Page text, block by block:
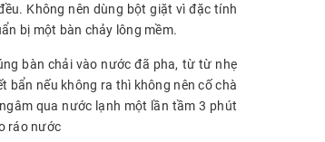
Không nên dùng bột giặt vì đặc tính
bị một bàn chảy lông mềm.
bàn chải vào nước đã pha, từ từ nhẹ
bẩn nếu không ra thì không nên cố chà
qua nước lạnh một lần tầm 3 phút
ráo nước